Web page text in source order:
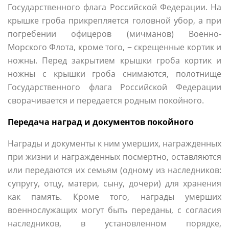
Государственного флага Российской Федерации. На
крышке гроба прикрепляется головной убор, а при
погребении офицеров (мичманов) Военно-
Морского Флота, кроме того, − скрещенные кортик и
ножны. Перед закрытием крышки гроба кортик и
ножны с крышки гроба снимаются, полотнище
Государственного флага Российской Федерации
сворачивается и передается родным покойного.
Передача наград и документов покойного
Награды и документы к ним умерших, награжденных
при жизни и награжденных посмертно, оставляются
или передаются их семьям (одному из наследников:
супругу, отцу, матери, сыну, дочери) для хранения
как память. Кроме того, награды умерших
военнослужащих могут быть переданы, с согласия
наследников, в установленном порядке,